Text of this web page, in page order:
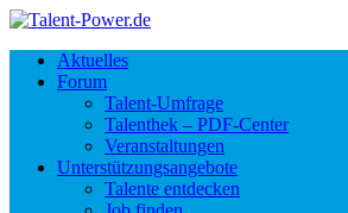
Aktuelles
Forum
Talent-Umfrage
Talenthek – PDF-Center
Veranstaltungen
Unterstützungsangebote
Talente entdecken